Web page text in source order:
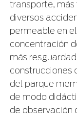
transporte, más
diversos
permeable en
concentración
más
construcciones
del parque
de modo
de observación